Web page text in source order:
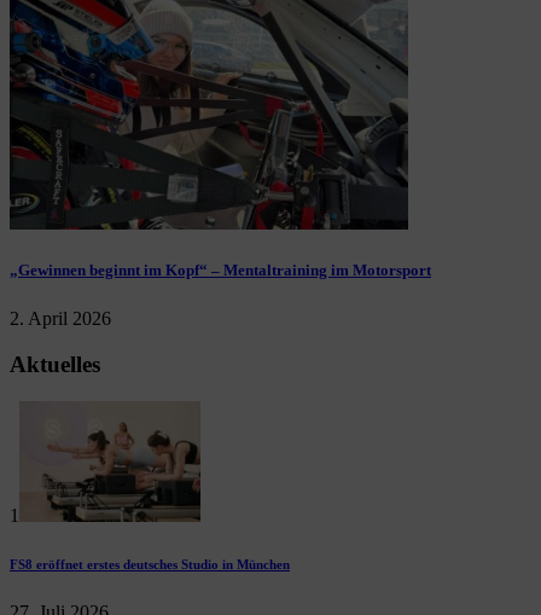
„Gewinnen beginnt im Kopf“ – Mentaltraining im Motorsport
2. April 2026
Aktuelles
1
FS8 eröffnet erstes deutsches Studio in München